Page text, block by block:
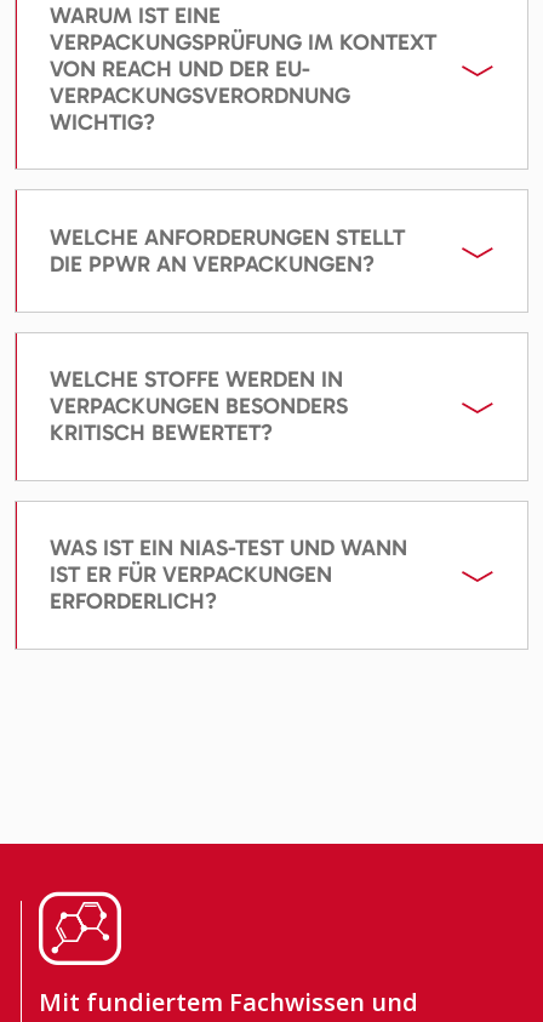
WARUM IST EINE
VERPACKUNGSPRÜFUNG IM KONTEXT
VON REACH UND DER EU-
VERPACKUNGSVERORDNUNG
WICHTIG?
WELCHE ANFORDERUNGEN STELLT
DIE PPWR AN VERPACKUNGEN?
WELCHE STOFFE WERDEN IN
VERPACKUNGEN BESONDERS
KRITISCH BEWERTET?
WAS IST EIN NIAS-TEST UND WANN
IST ER FÜR VERPACKUNGEN
ERFORDERLICH?
Mit fundiertem Fachwissen und